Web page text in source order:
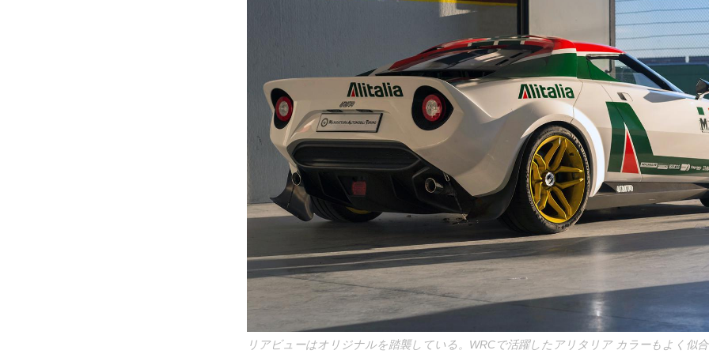
リアビューはオリジナルを踏襲している。WRCで活躍したアリタリア カラーもよく似